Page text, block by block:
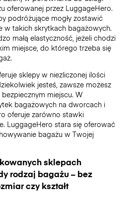
oferowanej przez LuggageHero.
podróżujące mogły zostawić
w takich skrytkach bagażowych.
małą elastyczność, jeżeli chodzi
miejsce, do którego trzeba się
sklepy w niezliczonej ilości
jesteś, zawsze możesz
miejscu. W
bagażowych na dworcach i
oferuje zarówno stawki
LuggageHero stara się oferować
bagażu w Twojej
sklepach
rodzaj bagażu – bez
czy kształt